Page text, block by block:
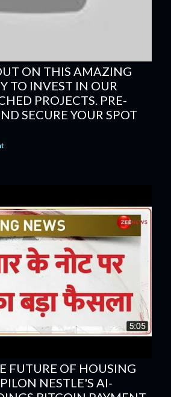
ON THIS AMAZING
TO INVEST IN OUR
PROJECTS. PRE-
SECURE YOUR SPOT
FUTURE OF HOUSING
NESTLE'S AI-